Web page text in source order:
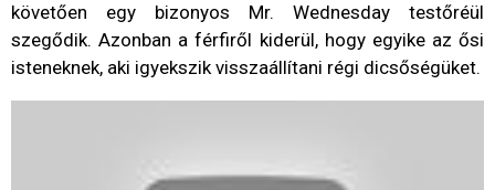
követően egy bizonyos Mr. Wednesday testőréül
szegődik. Azonban a férfiről kiderül, hogy egyike az ősi
isteneknek, aki igyekszik visszaállítani régi dicsőségüket.